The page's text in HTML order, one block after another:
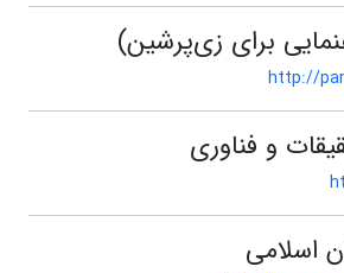
برای زی‌پرشین)
http://
و فناوری
اسلامی